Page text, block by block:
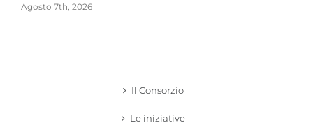
Agosto 7th, 2026
Il Consorzio
Le iniziative